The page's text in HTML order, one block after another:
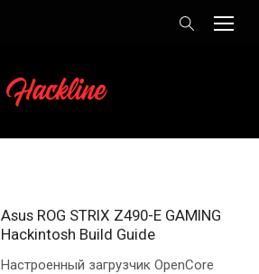
Asus ROG STRIX Z490-E GAMING
Hackintosh Build Guide
Настроенный загрузчик OpenCore